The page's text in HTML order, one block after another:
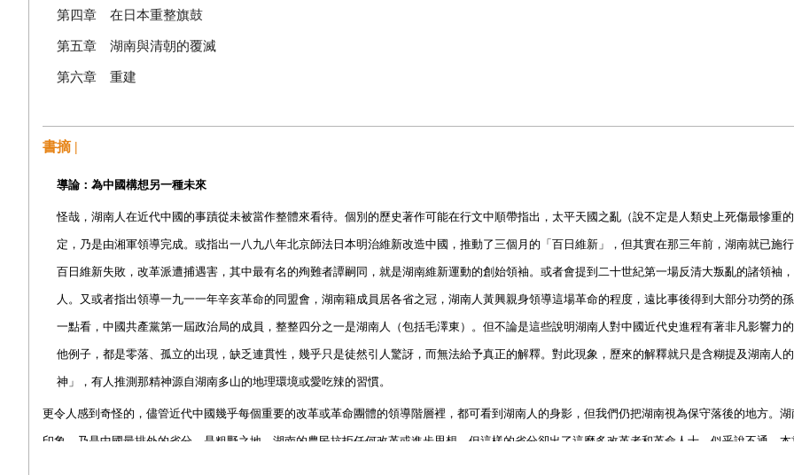
第四章 在日本重整旗鼓
第五章 湖南與清朝的覆滅
第六章 重建
跋：湖南與中國
誌謝
書摘 |
導論：為中國構想另一種未來
怪哉，湖南人在近代中國的事蹟從未被當作整體來看待。個別的歷史著作可能在行文中順帶指出，太平天國之亂（說不定是人類史上死傷最慘重
定，乃是由湘軍領導完成。或指出一八九八年北京師法日本明治維新改造中國，推動了三個月的「百日維新」，但其實在那三年前，湖南就已施行
百日維新失敗，改革派遭捕遇害，其中最有名的殉難者譚嗣同，就是湖南維新運動的創始領袖。或者會提到二十世紀第一場反清大叛亂的諸領袖
人。又或者指出領導一九一一年辛亥革命的同盟會，湖南籍成員居各省之冠，湖南人黃興親身領導這場革命的程度，遠比事後得到大部分功勞的
一點看，中國共產黨第一屆政治局的成員，整整四分之一是湖南人（包括毛澤東）。但不論是這些說明湖南人對中國近代史進程有著非凡影響力
他例子，都是零落、孤立的出現，缺乏連貫性，幾乎只是徒然引人驚訝，而無法給予真正的解釋。對此現象，歷來的解釋就只是含糊提及湖南人
神」，有人推測那精神源自湖南多山的地理環境或愛吃辣的習慣。
更令人感到奇怪的，儘管近代中國幾乎每個重要的改革或革命團體的領導階層裡，都可看到湖南人的身影，但我們仍把湖南視為保守落後的地方。
印象，乃是中國最排外的省分，是粗野之地，湖南的農民抗拒任何改革或進步思想，但這樣的省分卻出了這麼多改革者和革命人士，似乎說不通。本
點，乃是這樣的矛盾之所以讓人覺得弔詭，完全因為我們對中國近代史的認識，建立在一普獲認可但其實有待商榷的看法上：中國的現代性──和隨